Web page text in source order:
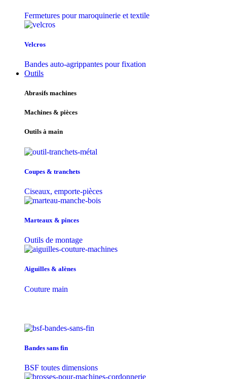
Fermetures pour maroquinerie et textile
Velcros
Bandes auto-agrippantes pour fixation
Outils
Abrasifs machines
Machines & pièces
Outils à main
Coupes & tranchets
Ciseaux, emporte-pièces
Marteaux & pinces
Outils de montage
Aiguilles & alènes
Couture main
Bandes sans fin
BSF toutes dimensions